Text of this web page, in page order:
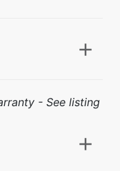
- See listing